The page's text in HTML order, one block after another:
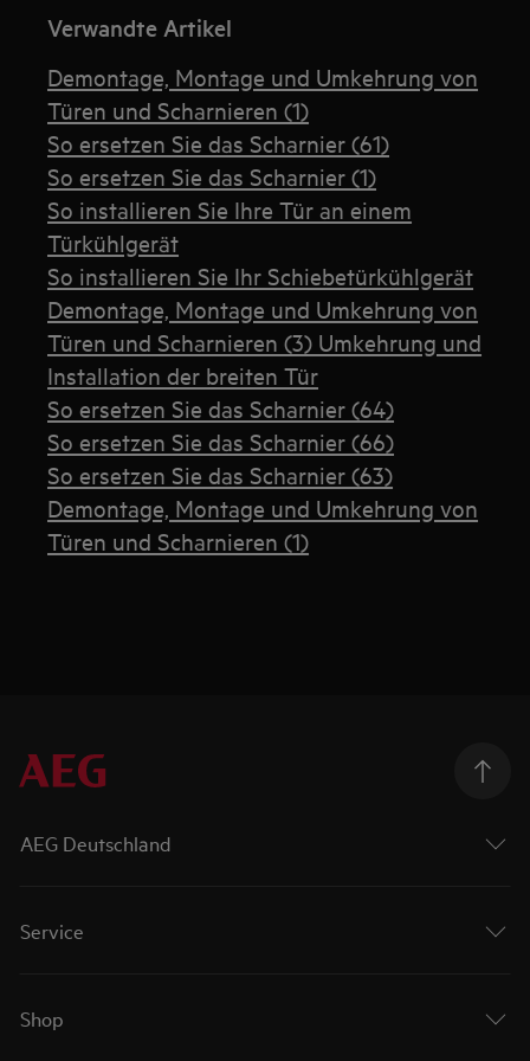
Verwandte Artikel
Demontage, Montage und Umkehrung von
Türen und Scharnieren (1)
So ersetzen Sie das Scharnier (61)
So ersetzen Sie das Scharnier (1)
So installieren Sie Ihre Tür an einem
Türkühlgerät
So installieren Sie Ihr Schiebetürkühlgerät
Demontage, Montage und Umkehrung von
Türen und Scharnieren (3) Umkehrung und
Installation der breiten Tür
So ersetzen Sie das Scharnier (64)
So ersetzen Sie das Scharnier (66)
So ersetzen Sie das Scharnier (63)
Demontage, Montage und Umkehrung von
Türen und Scharnieren (1)
AEG Deutschland
Service
Shop